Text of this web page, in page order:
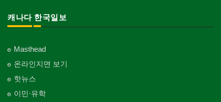
캐나다 한국일보
Masthead
온라인지면 보기
핫뉴스
이민·유학